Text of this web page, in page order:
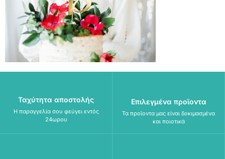
Ταχύτητα αποστολής
Η παραγγελία σου φεύγει εντός
24ωρου
Επιλεγμένα προϊοντα
Τα προϊοντα μας είναι δοκιμασμένα
και ποιοτικά